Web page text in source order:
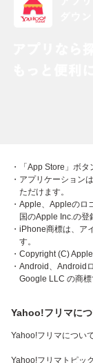
・「App Store」ボ
・アプリケーション
ただけます。
・Apple、Appleのロ
国のApple Inc.の登
・iPhone商標は、ア
す。
・Copyright (C)
・Android、Android
Google LLC の商標
Yahoo!フリマに
Yahoo!フリマについ
Yahoo!フリマトピッ